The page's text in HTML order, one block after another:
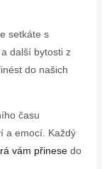
setkáte s
další bytosti z
do našich
času​
a emocí. Každý‍
vám přinesedo